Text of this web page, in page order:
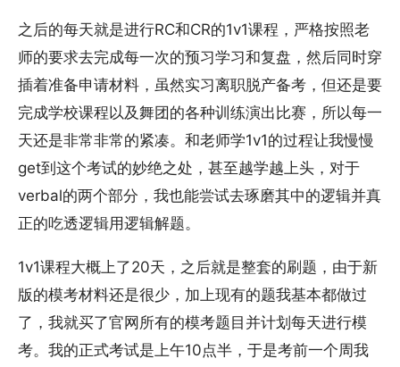
之后的每天就是进行RC和CR的1v1课程，严格按照老
师的要求去完成每一次的预习学习和复盘，然后同时穿
插着准备申请材料，虽然实习离职脱产备考，但还是要
完成学校课程以及舞团的各种训练演出比赛，所以每一
天还是非常非常的紧凑。和老师学1v1的过程让我慢慢
get到这个考试的妙绝之处，甚至越学越上头，对于
verbal的两个部分，我也能尝试去琢磨其中的逻辑并真
正的吃透逻辑用逻辑解题。
1v1课程大概上了20天，之后就是整套的刷题，由于新
版的模考材料还是很少，加上现有的题我基本都做过
了，我就买了官网所有的模考题目并计划每天进行模
考。我的正式考试是上午10点半，于是考前一个周我